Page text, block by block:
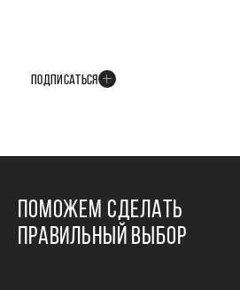
ПОДПИСАТЬСЯ
ПОМОЖЕМ СДЕЛАТЬ
ПРАВИЛЬНЫЙ ВЫБОР